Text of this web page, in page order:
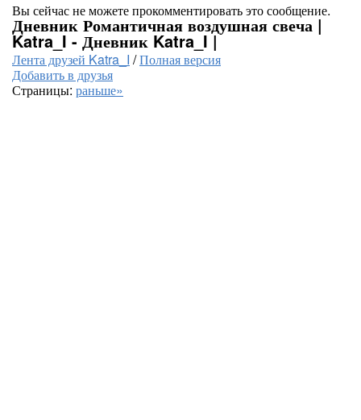
Вы сейчас не можете прокомментировать это сообщение.
Дневник Романтичная воздушная свеча |
Katra_I - Дневник Katra_I |
Лента друзей Katra_I /Полная версия
Добавить в друзья
Страницы: раньше»